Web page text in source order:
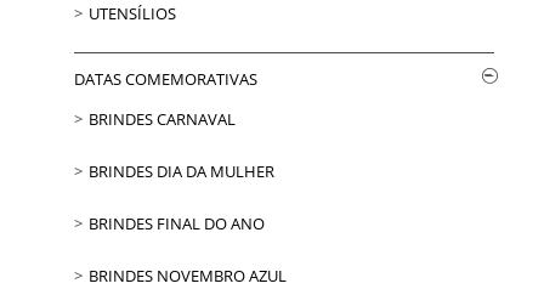
UTENSÍLIOS
DATAS COMEMORATIVAS
BRINDES CARNAVAL
BRINDES DIA DA MULHER
BRINDES FINAL DO ANO
BRINDES NOVEMBRO AZUL